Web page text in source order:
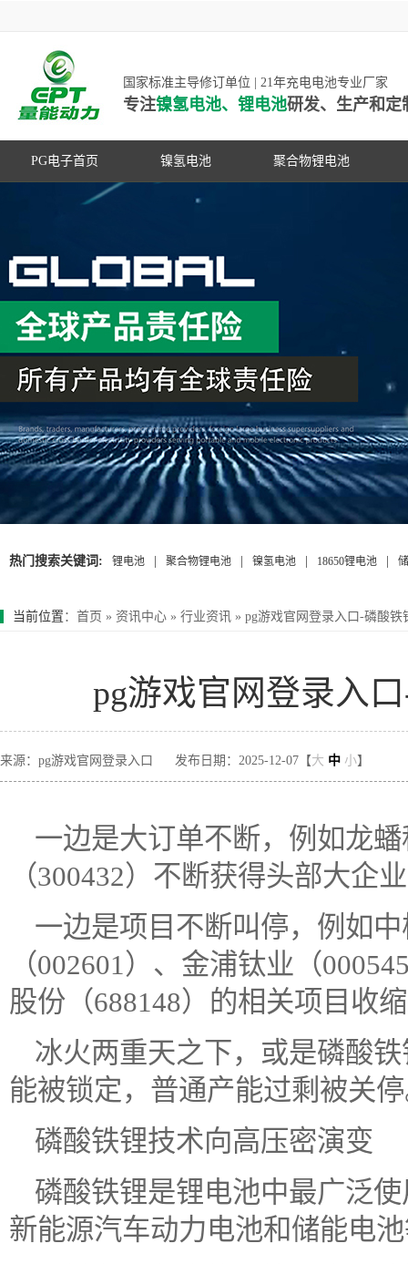
国家标准主导修订单位 | 21年充电电池专业厂家
专注镍氢电池、锂电池研发、生产和定
PG电子首页 镍氢电池 聚合物锂电池
高容量镍氢电池
超低自放电镍氢电池
动力镍氢电池
常规镍氢电池
PG游戏官网是镍氢电池国家标准主导
修订单位，并参与多项锂电池行业国
家标准的制定
热门搜索关键词: 锂电池 聚合物锂电池 镍氢电池 18650锂电池
当前位置 ： 首页 » 资讯中心 » 行业资讯 » pg游戏官网登录入口-磷酸铁
pg游戏官网登录入
来源：pg游戏官网登录入口 发布日期：2025-12-07【大 中 小】
一边是大订单不断，例如龙
（300432）不断获得头部大企
一边是项目不断叫停，例如
（002601）、金浦钛业（
股份（688148）的相关项目收
冰火两重天之下，或是磷酸
能被锁定，普通产能过剩被关
磷酸铁锂技术向高压密演变
磷酸铁锂是锂电池中最广泛
新能源汽车动力电池和储能电